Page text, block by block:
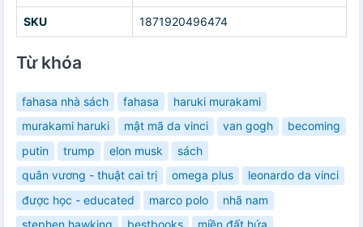
SKU 1871920496474
Từ khóa
fahasa nhà sách fahasa
haruki murakami
murakami haruki
mật mã da vinci van gogh
becoming
putin
trump elon musk
sách
quân vương - thuật cai trị
omega plus
leonardo da vinci
được học - educated
marco polo
nhã nam